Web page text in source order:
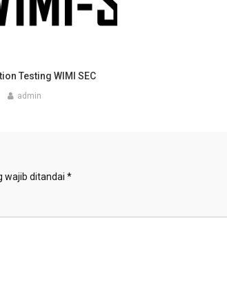
Testing WIMI SEC
admin
wajib ditandai *